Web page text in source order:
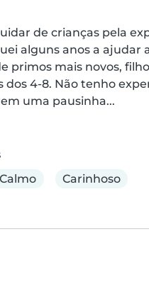
de crianças pela
alguns anos a ajudar
primos mais novos,
dos 4-8. Não tenho
uma pausinha...
Calmo Carinhoso